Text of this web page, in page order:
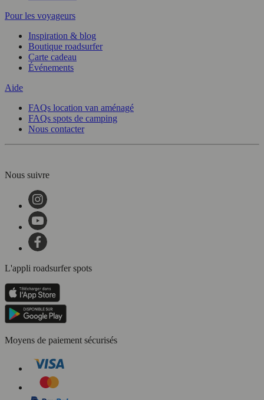
Pour les voyageurs
Inspiration & blog
Boutique roadsurfer
Carte cadeau
Événements
Aide
FAQs location van aménagé
FAQs spots de camping
Nous contacter
Nous suivre
L'appli roadsurfer spots
Moyens de paiement sécurisés